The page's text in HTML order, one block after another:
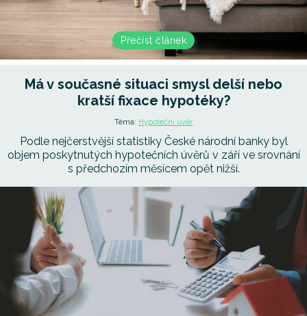
Přečíst článek
Má v současné situaci smysl delší nebo
kratší fixace hypotéky?
Téma: Hypoteční úvěr
Podle nejčerstvější statistiky České národní banky byl
objem poskytnutých hypotečních úvěrů v září ve srovnání
s předchozím měsícem opět nižší.